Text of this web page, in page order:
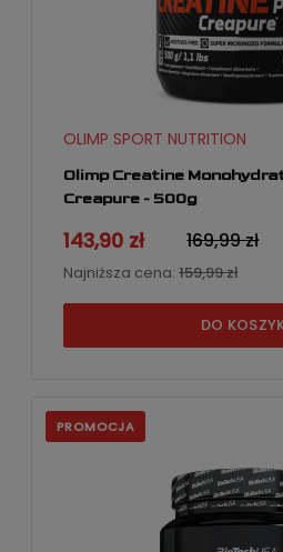
Olimp Creatine
Creapure - 500g
OLIMP SPORT NUTRITION
143,90 zł 169,99 zł
Najniższa cena: 159,99 zł
DO
PROMOCJA